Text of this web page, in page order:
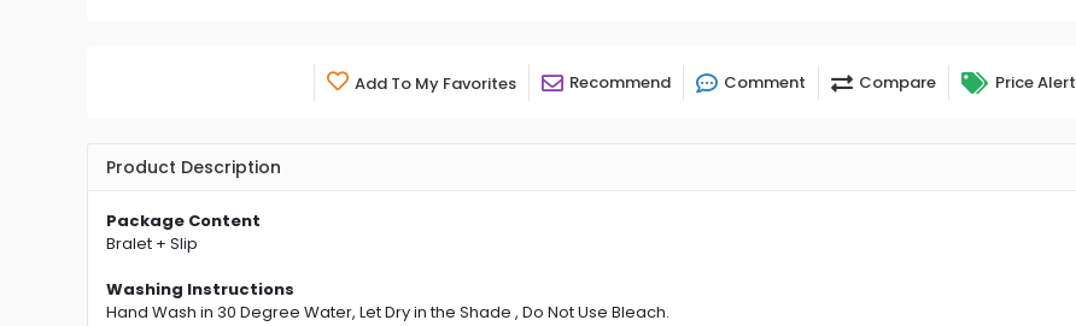
Add To My Favorites Recommend Comment Compare Price Alert
Product Description
Package Content
Bralet + Slip
Washing Instructions
Hand Wash in 30 Degree Water, Let Dry in the Shade , Do Not Use Bleach.